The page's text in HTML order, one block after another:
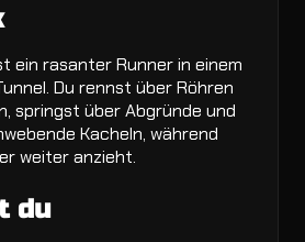
ein rasanter Runner in einem
Du rennst über Röhren
springst über Abgründe und
Kacheln, während
weiter anzieht.
du